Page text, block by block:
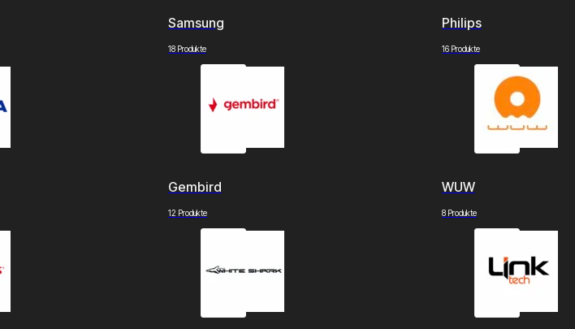
Samsung
18 Produkte
Philips
16 Produkte
Gembird
12 Produkte
WUW
8 Produkte